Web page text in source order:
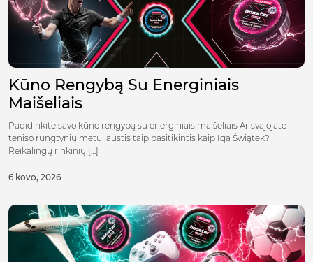
Kūno Rengybą Su Energiniais
Maišeliais
Padidinkite savo kūno rengybą su energiniais maišeliais Ar svajojate
teniso rungtynių metu jaustis taip pasitikintis kaip Iga Świątek?
Reikalingų rinkinių […]
6 kovo, 2026